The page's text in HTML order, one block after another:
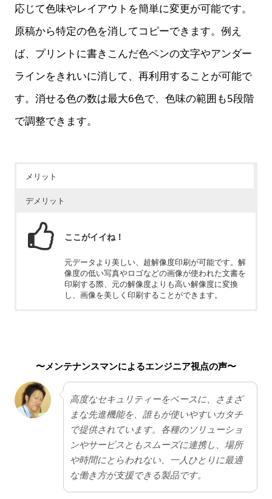
応じて色味やレイアウトを簡単に変更が可能です。
原稿から特定の色を消してコピーできます。例え
ば、プリントに書きこんだ色ペンの文字やアンダー
ラインをきれいに消して、再利用することが可能で
す。消せる色の数は最大6色で、色味の範囲も5段階
で調整できます。
メリット
デメリット
ここがイイね！
元データより美しい、超解像度印刷が可能です。解
像度の低い写真やロゴなどの画像が使われた文書を
印刷する際、元の解像度よりも高い解像度に変換
し、画像を美しく印刷することができます。
高めです。
〜メンテナンスマンによるエンジニア視点の声〜
高度なセキュリティーをベースに、さまざ
まな先進機能を、誰もが使いやすいカタチ
で提供されています。各種のソリューショ
ンやサービスともスムーズに連携し、場所
や時間にとらわれない、一人ひとりに最適
な働き方が支援できる製品です。